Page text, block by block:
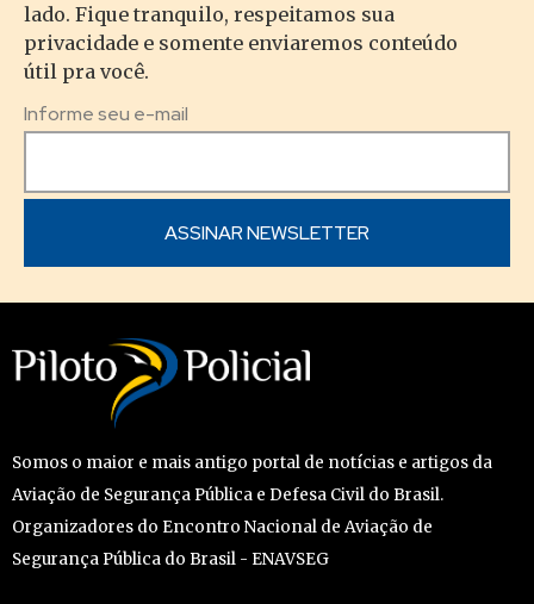
lado. Fique tranquilo, respeitamos sua
privacidade e somente enviaremos conteúdo
útil pra você.
Informe seu e-mail
Somos o maior e mais antigo portal de notícias e artigos da
Aviação de Segurança Pública e Defesa Civil do Brasil.
Organizadores do Encontro Nacional de Aviação de
Segurança Pública do Brasil - ENAVSEG